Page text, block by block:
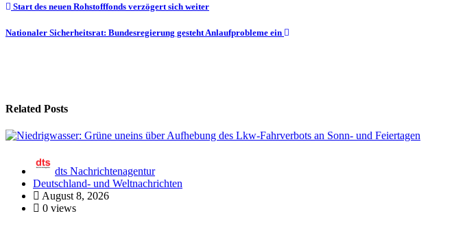
Beitragsnavigation
Start des neuen Rohstofffonds verzögert sich weiter
Nationaler Sicherheitsrat: Bundesregierung gesteht Anlaufprobleme ein
Related Posts
dts Nachrichtenagentur
Deutschland- und Weltnachrichten
August 8, 2026
0 views